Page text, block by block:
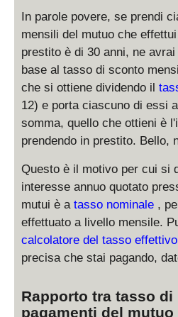
In parole povere, se prendi
mensili del mutuo che
prestito è di 30 anni, ne
base al tasso di sconto
che si ottiene dividendo il
12) e porta ciascuno di essi
somma, quello che ottieni è
prendendo in prestito. Bello,
Questo è il motivo per cui si
interesse annuo quotato
mutui è a tasso nominale ,
effettuato a livello mensile.
calcolatore del tasso effettivo
precisa che stai pagando,
Rapporto tra tasso di
pagamenti del mutuo